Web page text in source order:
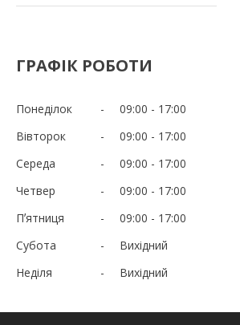
ГРАФІК РОБОТИ
Понеділок 09:00
17:00
Вівторок
09:00
17:00
Середа
09:00
17:00
Четвер
09:00
17:00
Пʼятниця
09:00
17:00
Субота
Вихідний
Неділя
Вихідний